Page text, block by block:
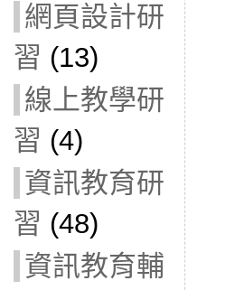
網頁設計研
習 (13)
線上教學研
習 (4)
資訊教育研
習 (48)
資訊教育輔